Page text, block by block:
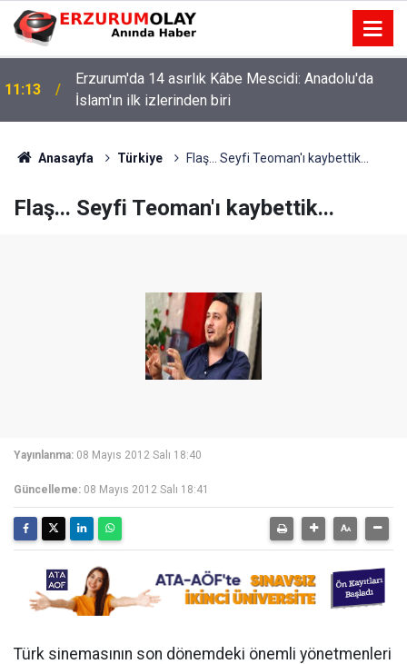
11:13
Erzurum'da 14 asırlık Kâbe Mescidi: Anadolu'da
İslam'ın ilk izlerinden biri
Anasayfa Türkiye Flaş... Seyfi Teoman'ı kaybettik...
Flaş... Seyfi Teoman'ı kaybettik...
Yayınlanma: 08 Mayıs 2012 Salı 18:40
Güncelleme: 08 Mayıs 2012 Salı 18:41
Türk sinemasının son dönemdeki önemli yönetmenleri